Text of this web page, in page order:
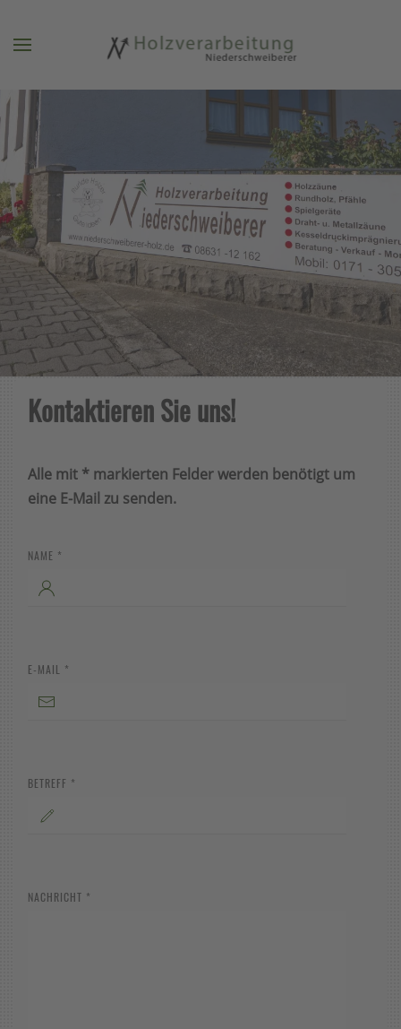
Zum Hauptinhalt springen
Kontaktieren Sie uns!
Alle mit * markierten Felder werden benötigt um
eine E-Mail zu senden.
NAME *
E-MAIL *
BETREFF *
NACHRICHT *